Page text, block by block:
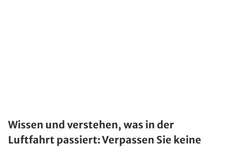
Wissen und verstehen, was in der
Luftfahrt passiert: Verpassen Sie keine